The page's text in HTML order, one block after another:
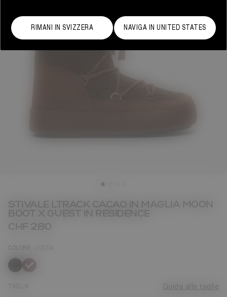
STIVALE LTRACK CACAO IN MAGLIA MOON
BOOT X GUEST IN RESIDENCE
CHF 280
COLORE
selezionato
TAGLIA Guida alle taglie
RIMANI IN SVIZZERA NAVIGA IN UNITED STATES